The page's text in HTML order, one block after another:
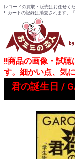
レコードの買取・販売はお任せく
!! カートの記録は消去されます、
!!商品の画像・試
す。細かい点、気
君の誕生日 /